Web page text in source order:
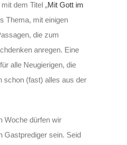
dem Titel „Mit Gott im
Thema, mit einigen
die zum
anregen. Eine
alle Neugierigen, die
schon (fast) alles aus der
Woche dürfen wir
Gastprediger sein. Seid